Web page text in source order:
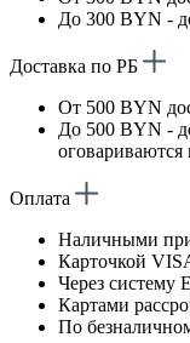
До 300 BYN -
Доставка по РБ
От 500 BYN
До 500 BYN -
оговариваются
Оплата
Наличными
Карточкой
Через систему
Картами
По